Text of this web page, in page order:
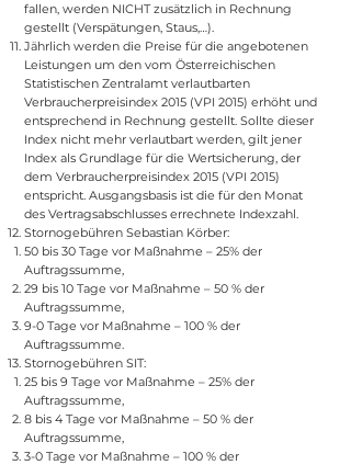
fallen, werden NICHT zusätzlich in Rechnung
gestellt (Verspätungen, Staus,…).
Jährlich werden die Preise für die angebotenen
Leistungen um den vom Österreichischen
Statistischen Zentralamt verlautbarten
Verbraucherpreisindex 2015 (VPI 2015) erhöht und
entsprechend in Rechnung gestellt. Sollte dieser
Index nicht mehr verlautbart werden, gilt jener
Index als Grundlage für die Wertsicherung, der
dem Verbraucherpreisindex 2015 (VPI 2015)
entspricht. Ausgangsbasis ist die für den Monat
des Vertragsabschlusses errechnete Indexzahl.
Stornogebühren Sebastian Körber:
50 bis 30 Tage vor Maßnahme – 25% der
Auftragssumme,
29 bis 10 Tage vor Maßnahme – 50 % der
Auftragssumme,
9-0 Tage vor Maßnahme – 100 % der
Auftragssumme.
Stornogebühren SIT:
25 bis 9 Tage vor Maßnahme – 25% der
Auftragssumme,
8 bis 4 Tage vor Maßnahme – 50 % der
Auftragssumme,
3-0 Tage vor Maßnahme – 100 % der